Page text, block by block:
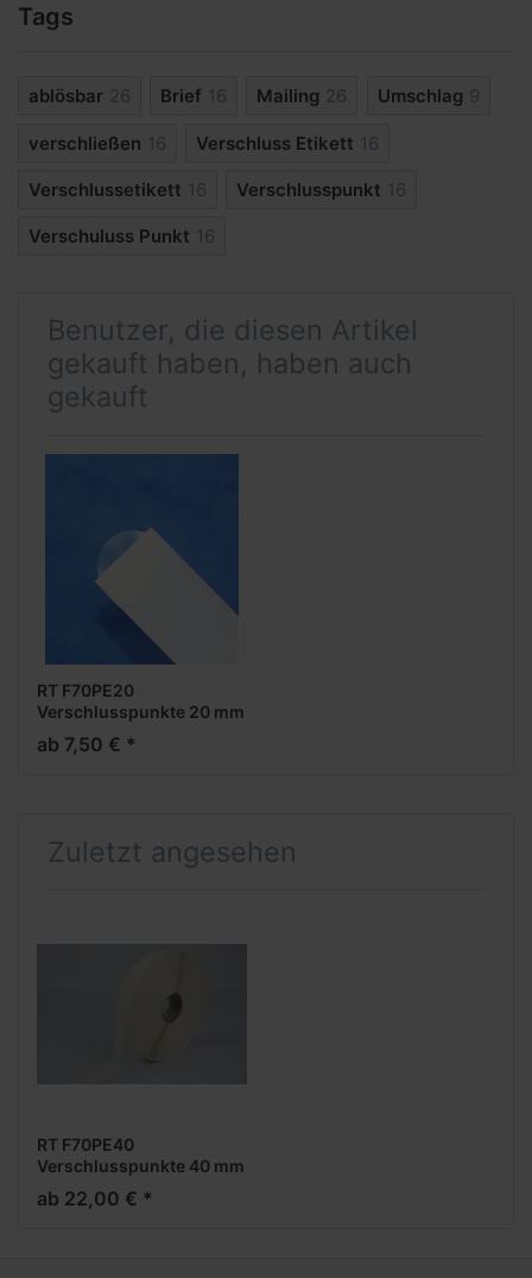
Tags
ablösbar 26 Brief 16 Mailing 26 Umschlag 9
verschließen 16 Verschluss Etikett 16
Verschlussetikett 16 Verschlusspunkt 16
Verschuluss Punkt 16
Benutzer, die diesen Artikel
gekauft haben, haben auch
gekauft
RT F70PE20
Verschlusspunkte 20 mm
rund, stark, 5.000 Stück
ab 7,50 € *
Zuletzt angesehen
RT F70PE40
Verschlusspunkte 40 mm
rund, stark, 5.000 Stück
pro Rolle
ab 22,00 € *